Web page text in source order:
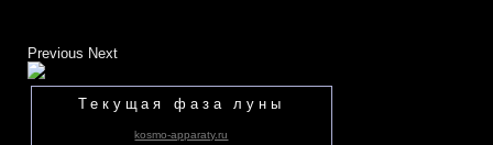
Previous Next
Текущая фаза луны
kosmo-apparaty.ru